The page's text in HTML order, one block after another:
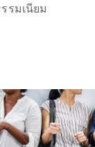
รมเนียม